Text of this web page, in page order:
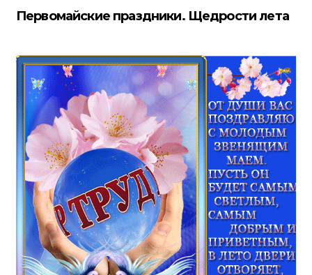
Первомайские праздники. Щедрости лета